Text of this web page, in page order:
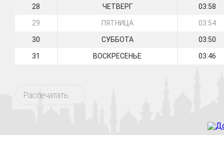
28 ЧЕТВЕРГ 03:58
29 ПЯТНИЦА 03:54
30 СУББОТА 03:50
31 ВОСКРЕСЕНЬЕ 03:46
Распечатать